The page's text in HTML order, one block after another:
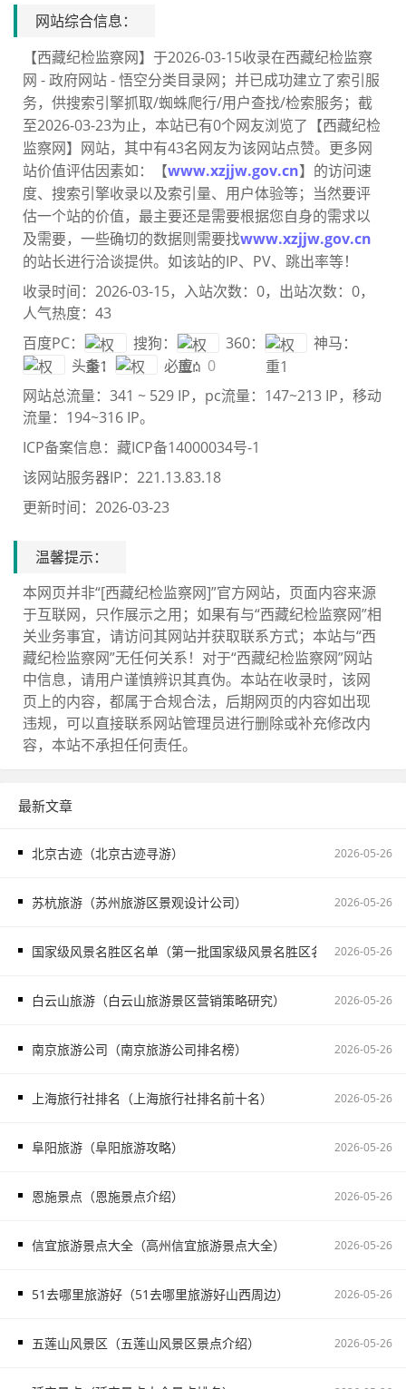
网站综合信息：
【西藏纪检监察网】于2026-03-15收录在西藏纪检监察
网 - 政府网站 - 悟空分类目录网；并已成功建立了索引服
务，供搜索引擎抓取/蜘蛛爬行/用户查找/检索服务；截
至2026-03-23为止，本站已有0个网友浏览了【西藏纪检
监察网】网站，其中有43名网友为该网站点赞。更多网
站价值评估因素如：【www.xzjjw.gov.cn】的访问速
度、搜索引擎收录以及索引量、用户体验等；当然要评
估一个站的价值，最主要还是需要根据您自身的需求以
及需要，一些确切的数据则需要找www.xzjjw.gov.cn
的站长进行洽谈提供。如该站的IP、PV、跳出率等！
收录时间：2026-03-15，入站次数：0，出站次数：0，
人气热度：43
百度PC：
搜狗： 360：
神马：
头条：
必应： 0
网站总流量： 341 ~ 529 IP，pc流量： 147~213 IP，移动
流量： 194~316 IP。
ICP备案信息： 藏ICP备14000034号-1
该网站服务器IP：221.13.83.18
更新时间：2026-03-23
温馨提示：
本网页并非“[西藏纪检监察网]”官方网站，页面内容来源
于互联网，只作展示之用；如果有与“西藏纪检监察网”相
关业务事宜，请访问其网站并获取联系方式；本站与“西
藏纪检监察网”无任何关系！对于“西藏纪检监察网”网站
中信息，请用户谨慎辨识其真伪。本站在收录时，该网
页上的内容，都属于合规合法，后期网页的内容如出现
违规，可以直接联系网站管理员进行删除或补充修改内
容，本站不承担任何责任。
最新文章
北京古迹（北京古迹寻游） 2026-05-26
苏杭旅游（苏州旅游区景观设计公司） 2026-05-26
国家级风景名胜区名单（第一批国家级风景名胜区名单）2026-05-26
白云山旅游（白云山旅游景区营销策略研究） 2026-05-26
南京旅游公司（南京旅游公司排名榜） 2026-05-26
上海旅行社排名（上海旅行社排名前十名） 2026-05-26
阜阳旅游（阜阳旅游攻略） 2026-05-26
恩施景点（恩施景点介绍） 2026-05-26
信宜旅游景点大全（高州信宜旅游景点大全） 2026-05-26
51去哪里旅游好（51去哪里旅游好山西周边） 2026-05-26
五莲山风景区（五莲山风景区景点介绍） 2026-05-26